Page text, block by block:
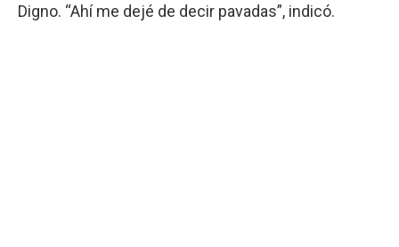
Digno. “Ahí me dejé de decir pavadas”, indicó.